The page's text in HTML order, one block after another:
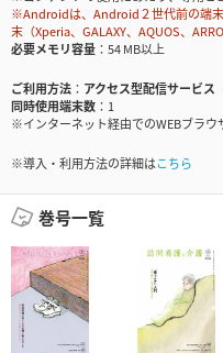
※Androidは、Android２世代前の端
末（Xperia、GALAXY、AQUOS、
必要メモリ容量
54 MB以上
ご利用方法
アクセス型配信サービス
同時使用端末数
1
※インターネット経由でのWEBブラウ
※導入・利用方法の詳細はこちら
巻号一覧